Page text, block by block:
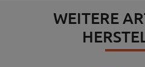
WEITERE